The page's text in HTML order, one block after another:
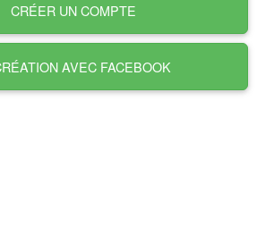
CRÉER UN COMPTE
AVEC FACEBOOK